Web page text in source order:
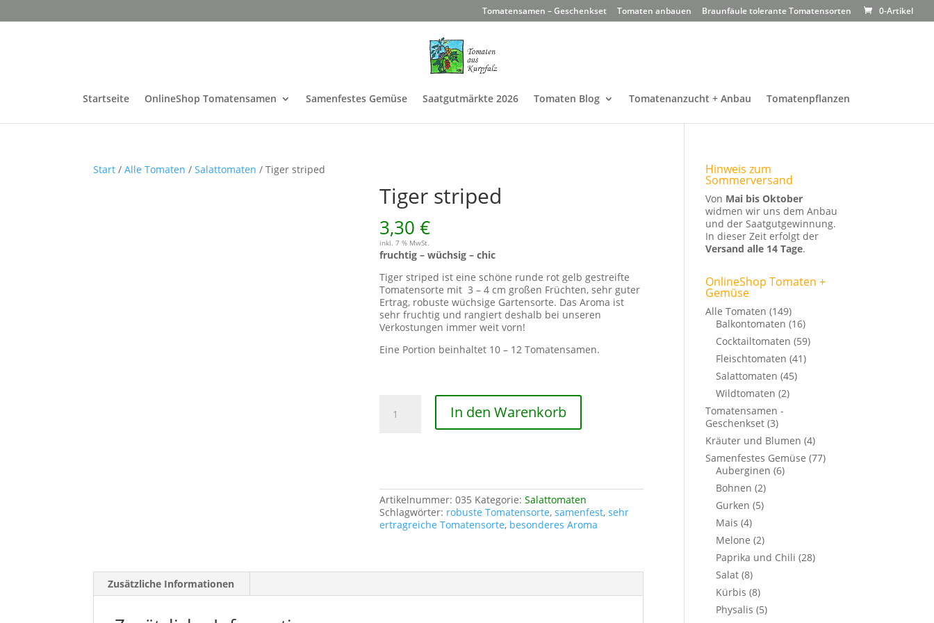
Tomatensamen – Geschenkset Tomaten anbauen Braunfäule tolerante Tomatensorten 0-Artikel
Startseite OnlineShop Tomatensamen Samenfestes Gemüse Saatgutmärkte 2026 Tomaten Blog Tomatenanzucht + Anbau Tomatenpflanzen
Start /Alle Tomaten /Salattomaten / Tiger striped
Tiger striped
3,30€
inkl. 7 % MwSt.
fruchtig – wüchsig – chic
Tiger striped ist eine schöne runde rot gelb gestreifte
Tomatensorte mit 3 – 4 cm großen Früchten, sehr guter
Ertrag, robuste wüchsige Gartensorte. Das Aroma ist
sehr fruchtig und rangiert deshalb bei unseren
Verkostungen immer weit vorn!
Eine Portion beinhaltet 10 – 12 Tomatensamen.
striped
In den Warenkorb
Artikelnummer:035 Kategorie:Salattomaten
Schlagwörter: robuste Tomatensorte,samenfest,sehr
ertragreiche Tomatensorte, besonderes Aroma
Zusätzliche Informationen
Hinweis zum
Sommerversand
Von Mai bis Oktober
widmen wir uns dem Anbau
und der Saatgutgewinnung.
In dieser Zeit erfolgt der
Versand alle 14 Tage.
OnlineShop Tomaten +
Gemüse
Alle Tomaten (149)
Balkontomaten (16)
Cocktailtomaten (59)
Fleischtomaten (41)
Salattomaten (45)
Wildtomaten (2)
Tomatensamen -
Geschenkset (3)
Kräuter und Blumen (4)
Samenfestes Gemüse (77)
Auberginen (6)
Bohnen (2)
Gurken (5)
Mais (4)
Melone (2)
Paprika und Chili (28)
Salat (8)
Kürbis (8)
Physalis (5)